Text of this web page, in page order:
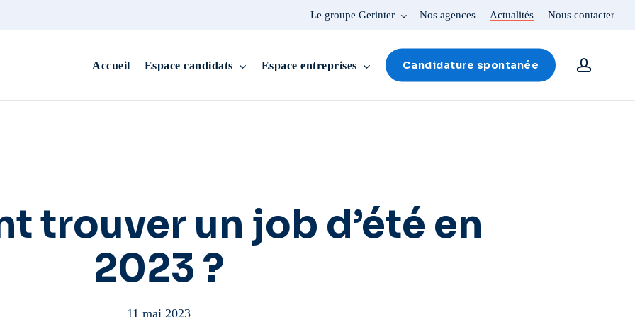
Le groupe Gerinter Nos agences Actualités Nous contacter
Accueil Espace candidats Espace entreprises Candidature spontanée account
trouver un job d’été en
2023 ?
11 mai 2023